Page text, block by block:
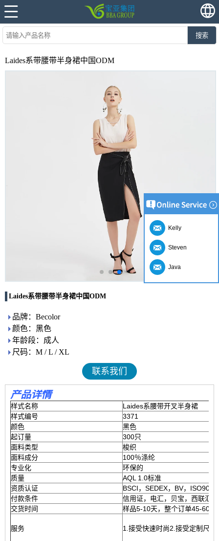
搜索
Laides系带腰带半身裙中国ODM
Laides系带腰带半身裙中国ODM
品牌：Becolor
颜色：黑色
年龄段：成人
尺码：M / L / XL
联系我们
产品详情
样式名称
Laides系腰带开叉半身裙
样式编号
3371
颜色
黑色
起订量
300只
面料类型
梭织
面料成分
100％涤纶
专业化
环保的
质量
AQL 1.0标准
资质认证
BSCI，SEDEX，BV，ISO9001
付款条件
信用证，电汇，贝宝，西联汇
交货时间
样品5-10天，整个订单45-60天
服务 1.接受快速时尚2.接受定制尺
Kelly
Steven
Java